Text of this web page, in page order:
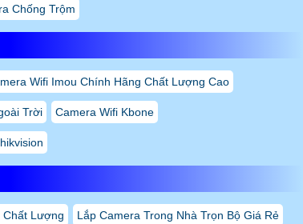
Chống Trộm
Wifi Imou Chính Hãng Chất Lượng Cao
Trời Camera Wifi Kbone
Chất Lượng Lắp Camera Trong Nhà Trọn Bộ Giá Rẻ